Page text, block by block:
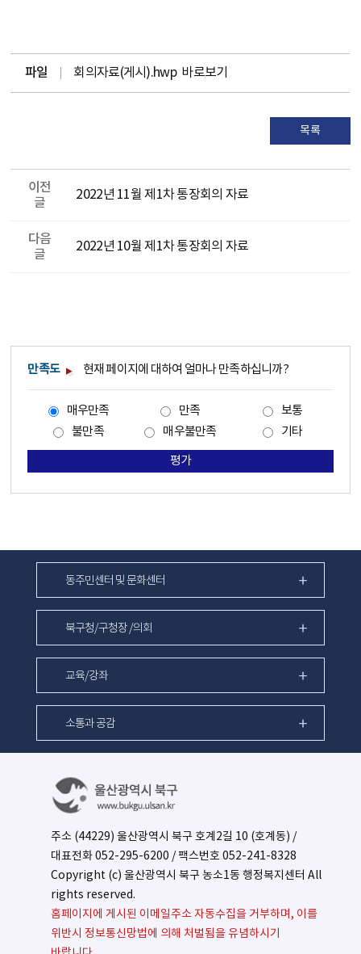
파일 회의자료(게시).hwp 바로보기
목록
이전
글
2022년 11월 제1차 통장회의 자료
다음
글
2022년 10월 제1차 통장회의 자료
만족도 현재 페이지에 대하여 얼마나 만족하십니까?
매우만족 만족
보통
불만족
매우불만족 기타
평가
동주민센터 및 문화센터
북구청/구청장 /의회
교육/강좌
소통과 공감
주소 (44229) 울산광역시 북구 호계2길 10 (호계동) /
대표전화052-295-6200 / 팩스번호 052-241-8328
Copyright (c) 울산광역시 북구 농소1동 행정복지센터 All
rights reserved.
홈페이지에 게시된 이메일주소 자동수집을 거부하며, 이를
위반시 정보통신망법에 의해 처벌됨을 유념하시기